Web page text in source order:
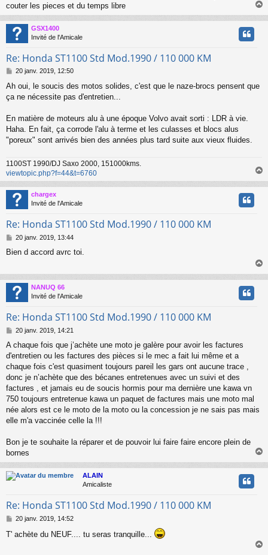
couter les pieces et du temps libre
a
u
GSX1400
Invité de l'Amicale
Re: Honda ST1100 Std Mod.1990 / 110 000 KM
M
s
s
g
e
20 janv. 2019, 12:50
Ah oui, le soucis des motos solides, c'est que le naze-brocs pensent que
ça ne nécessite pas d'entretien...
En matière de moteurs alu à une époque Volvo avait sorti : LDR à vie.
Haha. En fait, ça corrode l'alu à terme et les culasses et blocs alus
"poreux" sont arrivés bien des années plus tard suite aux vieux fluides.
1100ST 1990/DJ Saxo 2000, 151000kms.
viewtopic.php?f=44&t=6760
a
u
chargex
Invité de l'Amicale
Re: Honda ST1100 Std Mod.1990 / 110 000 KM
M
s
a
g
e
20 janv. 2019, 13:44
Bien d accord avrc toi.
a
u
NANUQ 66
Invité de l'Amicale
Re: Honda ST1100 Std Mod.1990 / 110 000 KM
M
s
s
a
g
20 janv. 2019, 14:21
A chaque fois que j’achète une moto je galère pour avoir les factures
d'entretien ou les factures des pièces si le mec a fait lui même et a
chaque fois c'est quasiment toujours pareil les gars ont aucune trace ,
donc je n’achète que des bécanes entretenues avec un suivi et des
factures , et jamais eu de soucis hormis pour ma dernière une kawa vn
750 toujours entretenue kawa un paquet de factures mais une moto mal
née alors est ce le moto de la moto ou la concession je ne sais pas mais
elle m'a vaccinée celle la !!!
Bon je te souhaite la réparer et de pouvoir lui faire faire encore plein de
bornes
a
u
ALAIN
Amicaliste
Re: Honda ST1100 Std Mod.1990 / 110 000 KM
M
s
20 janv. 2019, 14:52
T' achète du NEUF.... tu seras tranquille...